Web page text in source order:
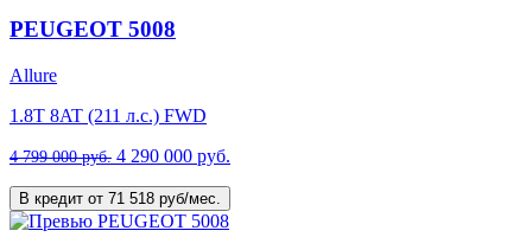
PEUGEOT 5008
Allure
1.8T 8AT (211 л.с.) FWD
4 799 000 руб. 4 290 000 руб.
В кредит от 71 518 руб/мес.